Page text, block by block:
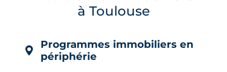
les banques ayant anticipé la décision,
à Toulouse
Programmes immobiliers en
périphérie